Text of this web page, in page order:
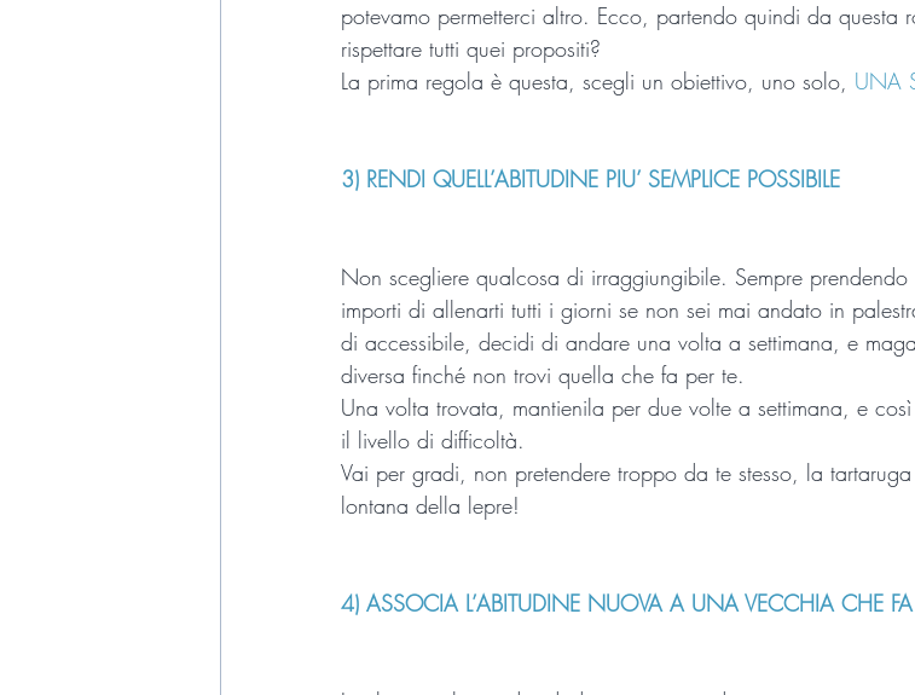
potevamo permetterci altro. Ecco, partendo quindi da questa
rispettare tutti quei propositi?
La prima regola è questa, scegli un obiettivo, uno solo, UNA
3) RENDI QUELL’ABITUDINE PIU’ SEMPLICE POSSIBILE
Non scegliere qualcosa di irraggiungibile. Sempre prendendo
importi di allenarti tutti i giorni se non sei mai andato in
di accessibile, decidi di andare una volta a settimana, e
diversa finché non trovi quella che fa per te.
Una volta trovata, mantienila per due volte a settimana, e
il livello di difficoltà.
Vai per gradi, non pretendere troppo da te stesso, la
lontana della lepre!
4) ASSOCIA L’ABITUDINE NUOVA A UNA VECCHIA CHE FA